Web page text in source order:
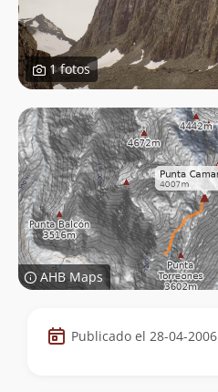
1 fotos
AHB Maps
Datos
de
Publicado el 28-04-2006